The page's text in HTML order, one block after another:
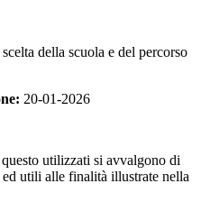
della scuola e del percorso
20-01-2026
utilizzati si avvalgono di
utili alle finalità illustrate nella